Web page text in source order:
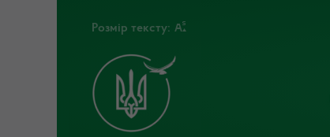
Розмір тексту: